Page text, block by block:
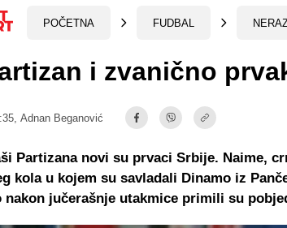
POČETNA FUDBAL
i zvanično
Adnan Beganović
Partizana novi su prvaci Srbije. Naime,
kola u kojem su savladali Dinamo iz
nakon jučerašnje utakmice primili su